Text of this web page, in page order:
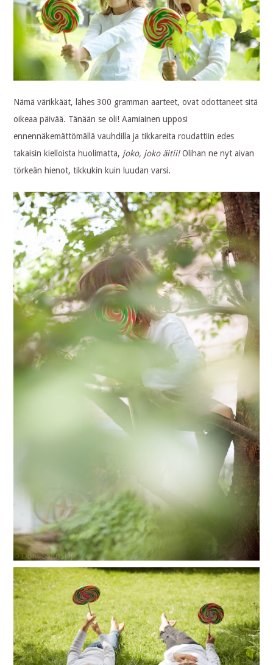
Nämä värikkäät, lähes 300 gramman aarteet, ovat odottaneet sitä
oikeaa päivää. Tänään se oli! Aamiainen upposi
ennennäkemättömällä vauhdilla ja tikkareita roudattiin edes
takaisin kielloista huolimatta, joko, joko äitii!Olihan ne nyt aivan
törkeän hienot, tikkukin kuin luudan varsi.